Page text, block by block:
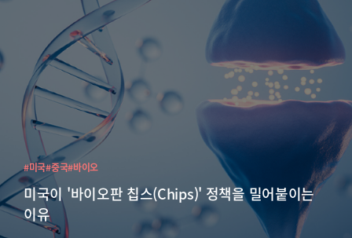
미국이 '바이오판 칩스(Chips)' 정책을 밀어붙이는
이유
#미국#중국#바이오